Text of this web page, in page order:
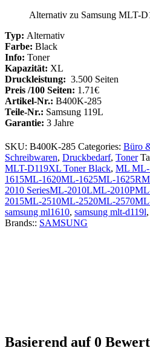
Alternativ zu Samsung MLT-
Typ: Alternativ
Farbe: Black
Info: Toner
Kapazität: XL
Druckleistung: 3.500 Seiten
Preis /100 Seiten: 1.71€
Artikel-Nr.: B400K-285
Teile-Nr.: Samsung 119L
Garantie: 3 Jahre
SKU: B400K-285 Categories: Büro
Schreibwaren, Druckbedarf, Toner
MLT-D119XL Toner Black, ML
1615ML-1620ML-1625ML-
2010 SeriesML-2010LML-
2015ML-2510ML-2520ML-
samsung ml1610, samsung mlt-d119l,
Brands:: SAMSUNG
Basierend auf 0